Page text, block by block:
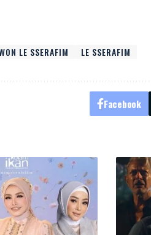
LE SSERAFIM LE SSERAFIM
Facebook